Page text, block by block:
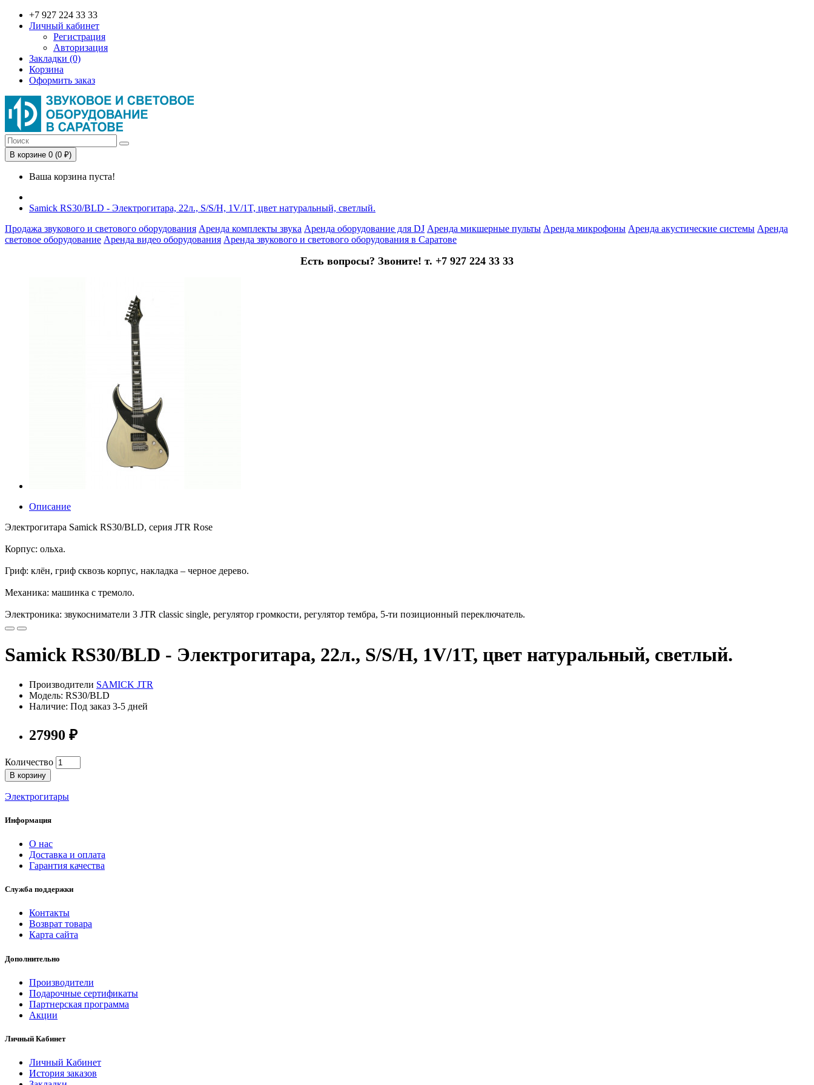
+7 927 224 33 33
Личный кабинет
Регистрация
Авторизация
Закладки (0)
Корзина
Оформить заказ
В корзине 0 (0 ₽)
Ваша корзина пуста!
Samick RS30/BLD - Электрогитара, 22л., S/S/H, 1V/1T, цвет натуральный, светлый.
Продажа звукового и светового оборудования Аренда комплекты звука Аренда оборудование для DJ Аренда микшерные пульты Аренда микрофоны Аренда акустические системы Аренда
световое оборудование Аренда видео оборудования Аренда звукового и светового оборудования в Саратове
Есть вопросы? Звоните! т. +7 927 224 33 33
Описание
Электрогитара Samick RS30/BLD, серия JTR Rose
Корпус: ольха.
Гриф: клён, гриф сквозь корпус, накладка – черное дерево.
Механика: машинка с тремоло.
Электроника: звукосниматели 3 JTR classic single, регулятор громкости, регулятор тембра, 5-ти позиционный переключатель.
Samick RS30/BLD - Электрогитара, 22л., S/S/H, 1V/1T, цвет натуральный, светлый.
Производители SAMICK JTR
Модель: RS30/BLD
Наличие: Под заказ 3-5 дней
27990 ₽
Количество
В корзину
Электрогитары
Информация
О нас
Доставка и оплата
Гарантия качества
Служба поддержки
Контакты
Возврат товара
Карта сайта
Дополнительно
Производители
Подарочные сертификаты
Партнерская программа
Акции
Личный Кабинет
Личный Кабинет
История заказов